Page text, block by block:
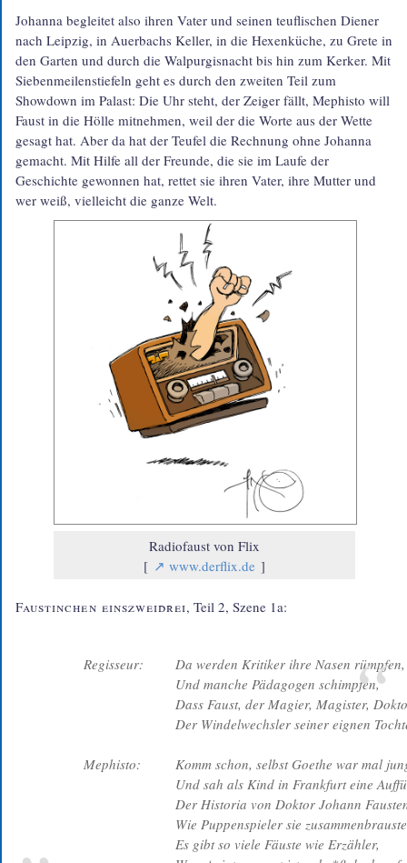
Johanna begleitet also ihren Vater und seinen teuf­lischen Diener
nach Leipzig, in Auerbachs Keller, in die Hexen­küche, zu Grete in
den Garten und durch die Walpurgis­nacht bis hin zum Kerker. Mit
Sieben­meilen­stiefeln geht es durch den zweiten Teil zum
Showdown im Palast: Die Uhr steht, der Zeiger fällt, Mephisto will
Faust in die Hölle mitnehmen, weil der die Worte aus der Wette
gesagt hat. Aber da hat der Teufel die Rechnung ohne Johanna
gemacht. Mit Hilfe all der Freunde, die sie im Laufe der
Geschichte gewonnen hat, rettet sie ihren Vater, ihre Mutter und
wer weiß, viel­leicht die ganze Welt.
Radiofaust von Flix
www.derflix.de
Faustinchen einszweidrei, Teil 2, Szene 1a:
Regisseur: Da werden Kritiker ihre Nasen rümpfen,
Und manche Pädagogen schimpfen,
Dass Faust, der Magier, Magister,
Der Windelwechsler seiner eignen
Mephisto:
Komm schon, selbst Goethe war mal
Und sah als Kind in Frankfurt eine
Der Historia von Doktor Johann
Wie Puppenspieler sie
Es gibt so viele Fäuste wie Erzähler,